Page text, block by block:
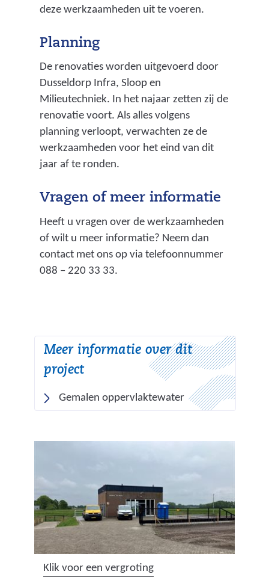
deze werkzaamheden uit te voeren.
Planning
De renovaties worden uitgevoerd door
Dusseldorp Infra, Sloop en
Milieutechniek. In het najaar zetten zij de
renovatie voort. Als alles volgens
planning verloopt, verwachten ze de
werkzaamheden voor het eind van dit
jaar af te ronden.
Vragen of meer informatie
Heeft u vragen over de werkzaamheden
of wilt u meer informatie? Neem dan
contact met ons op via telefoonnummer
088 – 220 33 33.
Meer informatie over dit
project
Gemalen oppervlaktewater
Klik voor een vergroting(